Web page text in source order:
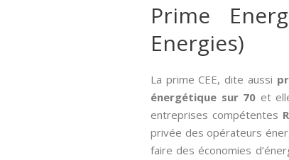
Prime
Energies)
La prime CEE, dite aussi­
énergétique sur 70 et
entreprises compétentes
privée des opérateurs
faire des économies